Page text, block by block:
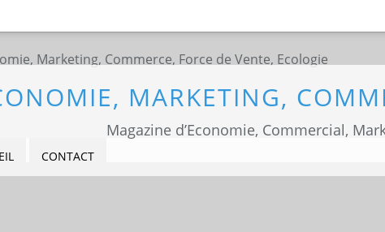
Magazine d’Economie, Commercial,
CONTACT